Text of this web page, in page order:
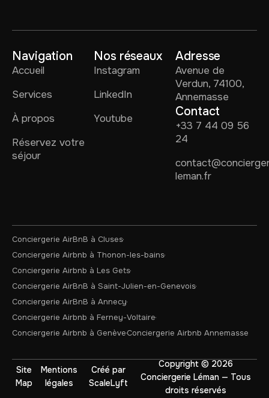
Navigation
Accueil
Services
À propos
Réservez votre
séjour
Nos réseaux
Instagram
LinkedIn
Youtube
Adresse
Avenue de
Verdun, 74100,
Annemasse
Contact
+33 7 44 09 56
24
leman.fr
Conciergerie AirBnB à Cluses
Conciergerie Airbnb à Thonon-les-bains
Conciergerie Airbnb à Les Gets
Conciergerie AirBnB à Saint-Julien-en-Genevois
Conciergerie AirBnB à Annecy
Conciergerie Airbnb à Ferney-Voltaire
Conciergerie Airbnb à GenèveConciergerie Airbnb Annemasse
Copyright © 2026
Conciergerie Léman — Tous
droits réservés
Site
Map
Mentions
légales
Créé par
ScaleLyft